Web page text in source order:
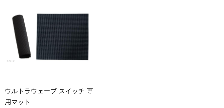
ウルトラウェーブ スイッチ 専
用マット